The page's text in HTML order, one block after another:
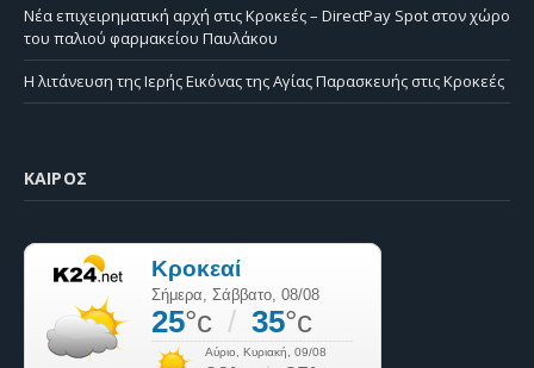
Νέα επιχειρηματική αρχή στις Κροκεές – DirectPay Spot στον χώρο
του παλιού φαρμακείου Παυλάκου
Η λιτάνευση της Ιερής Εικόνας της Αγίας Παρασκευής στις Κροκεές
ΚΑΙΡΌΣ